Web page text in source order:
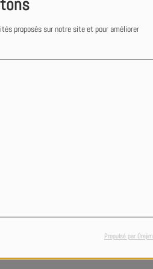
proposés sur notre site et pour améliorer
Propulsé par
Benji